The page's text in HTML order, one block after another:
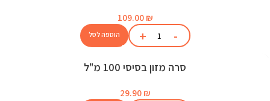
109.00 ₪
הוספה לסל
סרה מזון בסיסי 100 מ"ל
29.90 ₪